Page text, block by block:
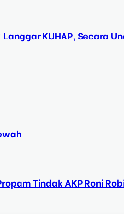
KUHAP, Secara
Tindak AKP Roni